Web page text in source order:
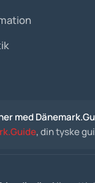
med
, din tyske